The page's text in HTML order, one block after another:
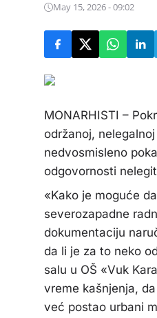
May 15, 2026 - 09:02
MONARHISTI –
održanoj,
nedvosmisleno
odgovornosti
«Kako je moguće
severozapadne
dokumentaciju
da li je za to neko
salu u OŠ «Vuk
vreme kašnjenja,
već postao urbani